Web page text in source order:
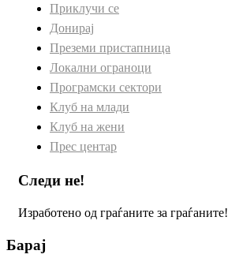
Приклучи се
Донирај
Преземи пристапница
Локални ограноци
Програмски сектори
Клуб на млади
Клуб на жени
Прес центар
Следи не!
Изработено од граѓаните за граѓаните!
Барај